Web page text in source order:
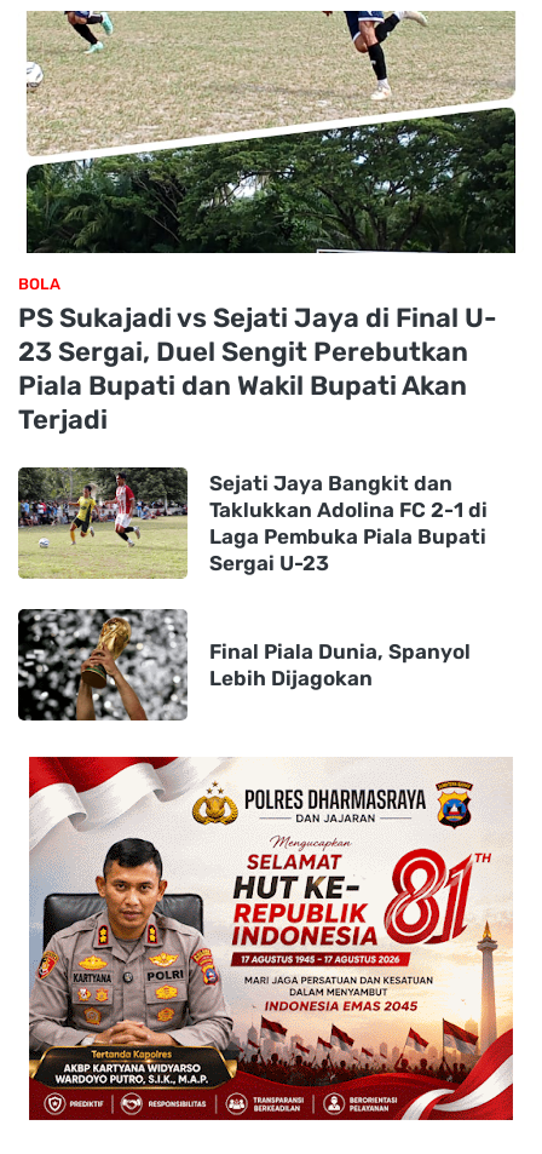
BOLA
PS Sukajadi vs Sejati Jaya di Final U-
23 Sergai, Duel Sengit Perebutkan
Piala Bupati dan Wakil Bupati Akan
Terjadi
Sejati Jaya Bangkit dan
Taklukkan Adolina FC 2-1 di
Laga Pembuka Piala Bupati
Sergai U-23
Final Piala Dunia, Spanyol
Lebih Dijagokan